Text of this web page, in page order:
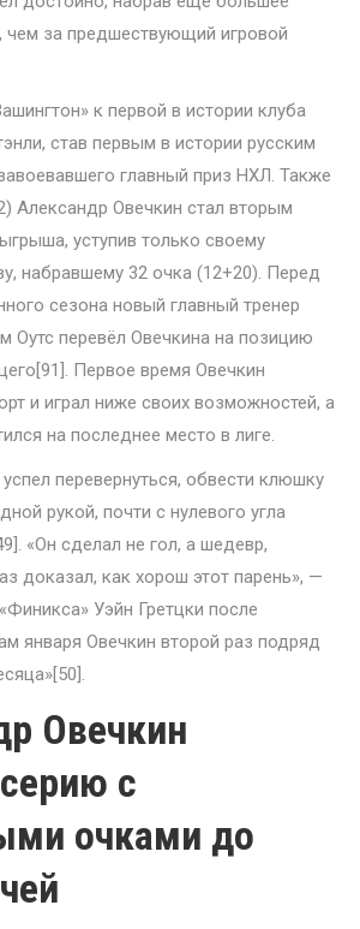
чем за предшествующий игровой
к первой в истории клуба
став первым в истории русским
главный приз НХЛ. Также
Александр Овечкин стал вторым
уступив только своему
набравшему 32 очка (12+20). Перед
сезона новый главный тренер
Оутс перевёл Овечкина на позицию
Первое время Овечкин
и играл ниже своих возможностей, а
на последнее место в лиге.
перевернуться, обвести клюшку
рукой, почти с нулевого угла
«Он сделал не гол, а шедевр,
доказал, как хорош этот парень», —
Уэйн Гретцки после
января Овечкин второй раз подряд
Овечкин
с
очками до